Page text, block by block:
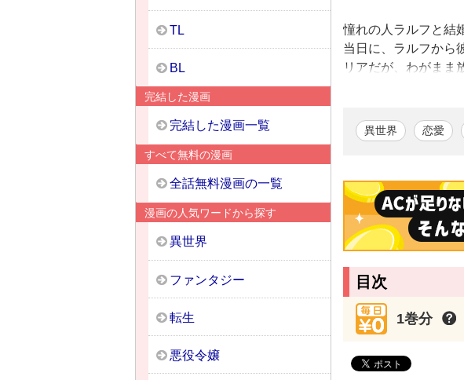
憧れの人ラルフと結
当日に、ラルフから
リアだが、わがまま
に……。新婚生活が
染屋シノ/漫画
雨野六月/原作
二匹の猫に癒されつ
異世界 恋愛
目次
1巻分
TL
BL
完結した漫画
完結した漫画一覧
すべて無料の漫画
全話無料漫画の一覧
漫画の人気ワードから探す
異世界
ファンタジー
転生
悪役令嬢